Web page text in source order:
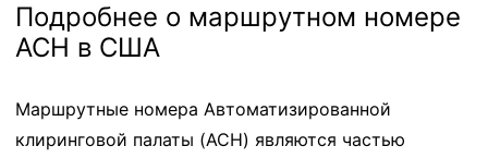
Подробнее о маршрутном номере
ACH в США
Маршрутные номера Автоматизированной
клиринговой палаты (ACH) являются частью